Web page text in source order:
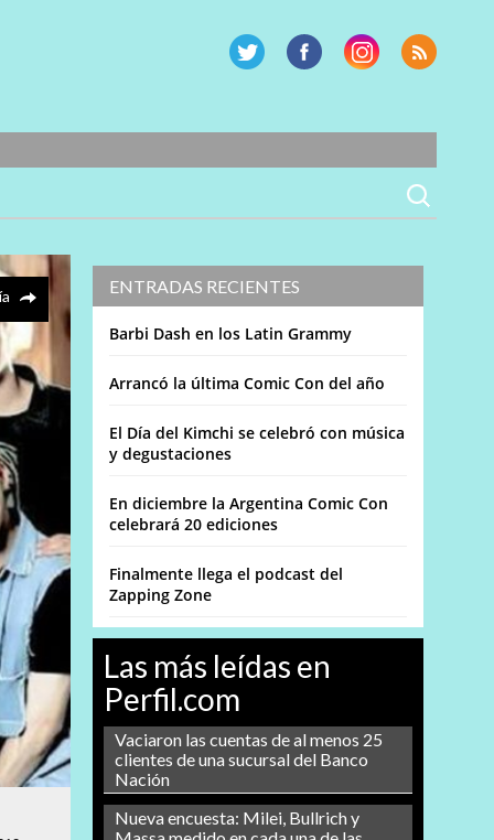
ENTRADAS RECIENTES
Barbi Dash en los Latin Grammy
Arrancó la última Comic Con del año
El Día del Kimchi se celebró con música
y degustaciones
En diciembre la Argentina Comic Con
celebrará 20 ediciones
Finalmente llega el podcast del
Zapping Zone
Las más leídas en
Perfil.com
Vaciaron las cuentas de al menos 25
clientes de una sucursal del Banco
Nación
Nueva encuesta: Milei, Bullrich y